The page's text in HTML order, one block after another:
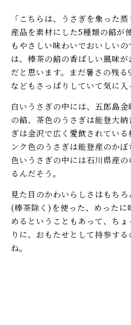
「こちらは、うさぎを象った
産品を素材にした5種類の餡が
もやさしい味わいでおいしい
は、棒茶の餡の香ばしい風味
だと思います。まだ暑さの残
などもさっぱりしていて気に入
白いうさぎの中には、五郎島
の餡、茶色のうさぎは能登大
ぎは金沢で広く愛飲されてい
ンク色のうさぎは能登産のか
色いうさぎの中には石川県産
るんだそう。
見た目のかわいらしさはもち
(棒茶除く)を使った、めったに
めるということもあって、ち
りに、おもたせとして持参す
ね。